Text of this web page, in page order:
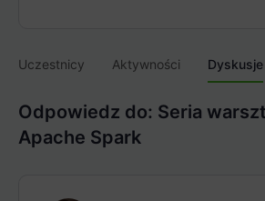
Uczestnicy Aktywności Dyskusje
Odpowiedz do: Seria
Apache Spark